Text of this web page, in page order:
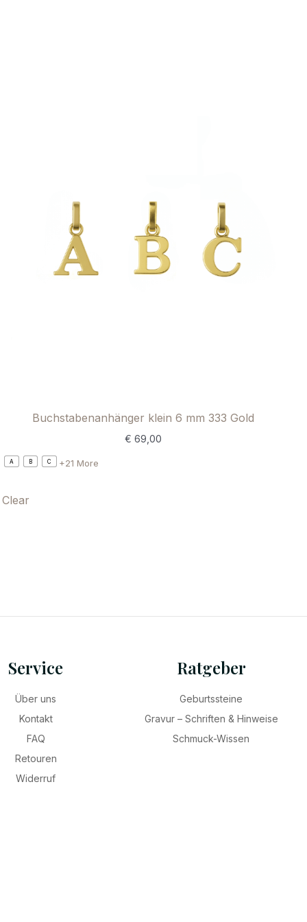
Buchstabenanhänger klein 6 mm 333 Gold
€ 69,00
A B C +21 More
Clear
Service
Über uns
Kontakt
FAQ
Retouren
Widerruf
Ratgeber
Geburtssteine
Gravur – Schriften & Hinweise
Schmuck-Wissen